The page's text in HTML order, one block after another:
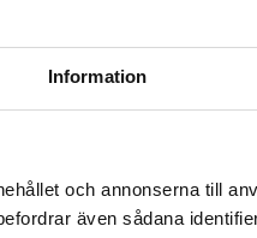
Information
och annonserna till
även sådana
ideel til huden på
aktiv aloe vera gel,
konserverende